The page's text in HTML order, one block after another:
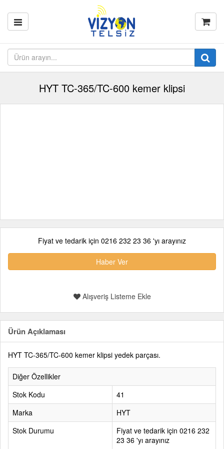
HYT TC-365/TC-600 kemer klipsi
Fiyat ve tedarik için 0216 232 23 36 'yı arayınız
Haber Ver
Alışveriş Listeme Ekle
Ürün Açıklaması
HYT TC-365/TC-600 kemer klipsi yedek parçası.
Diğer Özellikler
Stok Kodu
41
Marka
HYT
Stok Durumu
Fiyat ve tedarik için 0216 232
23 36 'yı arayınız